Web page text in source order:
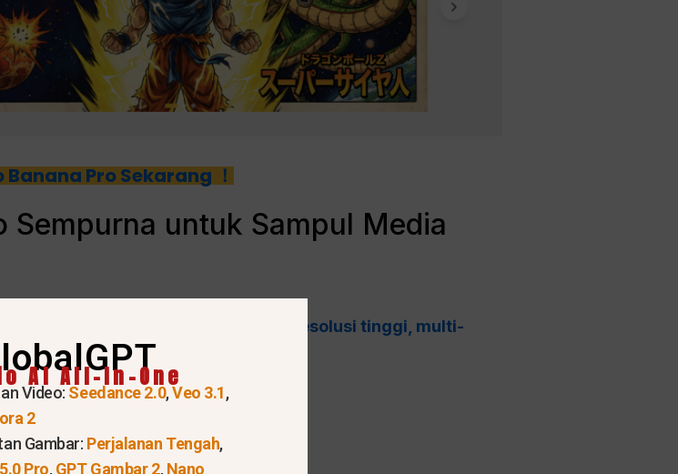
Banana Pro Sekarang ！
Sempurna untuk Sampul Media
— ini adalah
Model penciptaan beresolusi tinggi, multi-
profesional.
header yang tajam
di dalam gambar
AI All-In-One
Video: Seedance 2.0,Veo 3.1,
2
Gambar: Perjalanan Tengah,
Pro,GPT Gambar 2,Nano